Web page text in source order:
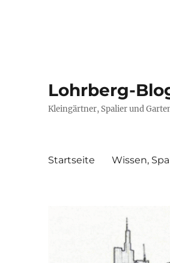
Lohrberg-
Kleingärtner, Spalier und
Startseite Wissen,